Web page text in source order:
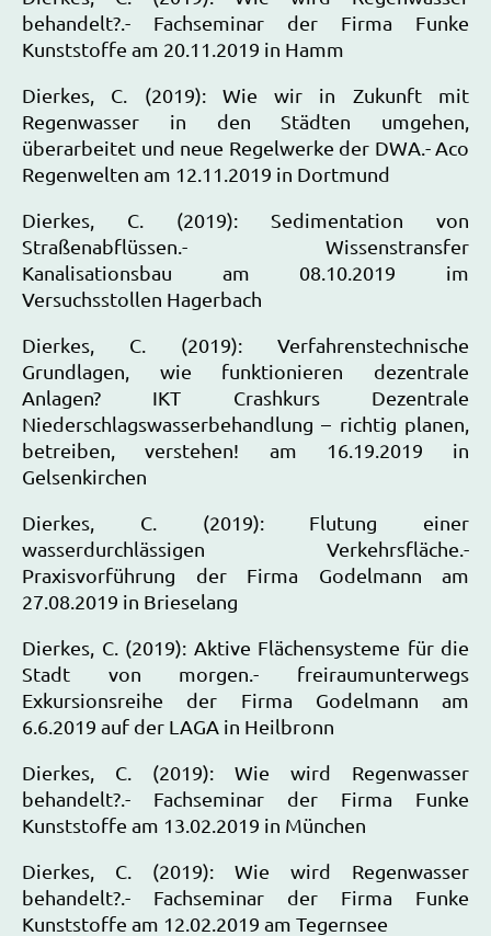
behandelt?.- Fachseminar der Firma Funke
Kunststoffe am 20.11.2019 in Hamm
Dierkes, C. (2019): Wie wir in Zukunft mit
Regenwasser in den Städten umgehen,
überarbeitet und neue Regelwerke der DWA.- Aco
Regenwelten am 12.11.2019 in Dortmund
Dierkes, C. (2019): Sedimentation von
Straßenabflüssen.- Wissenstransfer
Kanalisationsbau am 08.10.2019 im
Versuchsstollen Hagerbach
Dierkes, C. (2019): Verfahrenstechnische
Grundlagen, wie funktionieren dezentrale
Anlagen? IKT Crashkurs Dezentrale
Niederschlagswasserbehandlung – richtig planen,
betreiben, verstehen! am 16.19.2019 in
Gelsenkirchen
Dierkes, C. (2019): Flutung einer
wasserdurchlässigen Verkehrsfläche.-
Praxisvorführung der Firma Godelmann am
27.08.2019 in Brieselang
Dierkes, C. (2019): Aktive Flächensysteme für die
Stadt von morgen.- freiraumunterwegs
Exkursionsreihe der Firma Godelmann am
6.6.2019 auf der LAGA in Heilbronn
Dierkes, C. (2019): Wie wird Regenwasser
behandelt?.- Fachseminar der Firma Funke
Kunststoffe am 13.02.2019 in München
Dierkes, C. (2019): Wie wird Regenwasser
behandelt?.- Fachseminar der Firma Funke
Kunststoffe am 12.02.2019 am Tegernsee